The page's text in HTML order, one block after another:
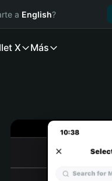
a English?
X Más